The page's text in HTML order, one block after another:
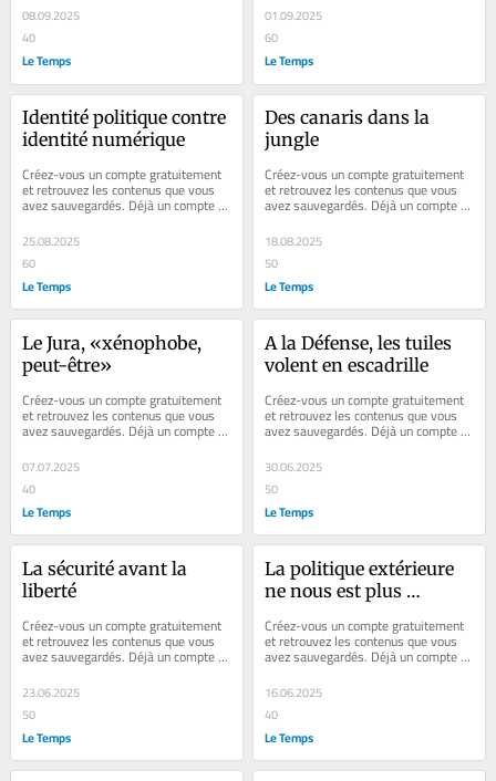
08.09.2025
40
Le Temps
01.09.2025
60
Le Temps
Identité politique contre
identité numérique
Créez-vous un compte gratuitement
et retrouvez les contenus que vous
avez sauvegardés. Déjà un compte ?
Se connecter Faites plaisir à vos...
25.08.2025
60
Le Temps
Des canaris dans la
jungle
Créez-vous un compte gratuitement
et retrouvez les contenus que vous
avez sauvegardés. Déjà un compte ?
Se connecter Faites plaisir à vos...
18.08.2025
50
Le Temps
Le Jura, «xénophobe,
peut-être»
Créez-vous un compte gratuitement
et retrouvez les contenus que vous
avez sauvegardés. Déjà un compte ?
Se connecter Faites plaisir à vos...
07.07.2025
40
Le Temps
A la Défense, les tuiles
volent en escadrille
Créez-vous un compte gratuitement
et retrouvez les contenus que vous
avez sauvegardés. Déjà un compte ?
Se connecter Faites plaisir à vos...
30.06.2025
50
Le Temps
La sécurité avant la
liberté
Créez-vous un compte gratuitement
et retrouvez les contenus que vous
avez sauvegardés. Déjà un compte ?
Se connecter Faites plaisir à vos...
23.06.2025
50
Le Temps
La politique extérieure
ne nous est plus
Créez-vous un compte gratuitement
et retrouvez les contenus que vous
avez sauvegardés. Déjà un compte ?
Se connecter Faites plaisir à vos...
16.06.2025
40
Le Temps